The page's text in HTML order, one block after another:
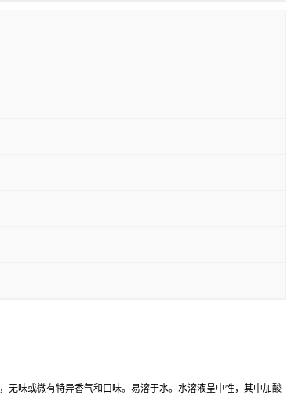
无味或微有特异香气和口味。易溶于水。水溶液呈中性，其中加酸